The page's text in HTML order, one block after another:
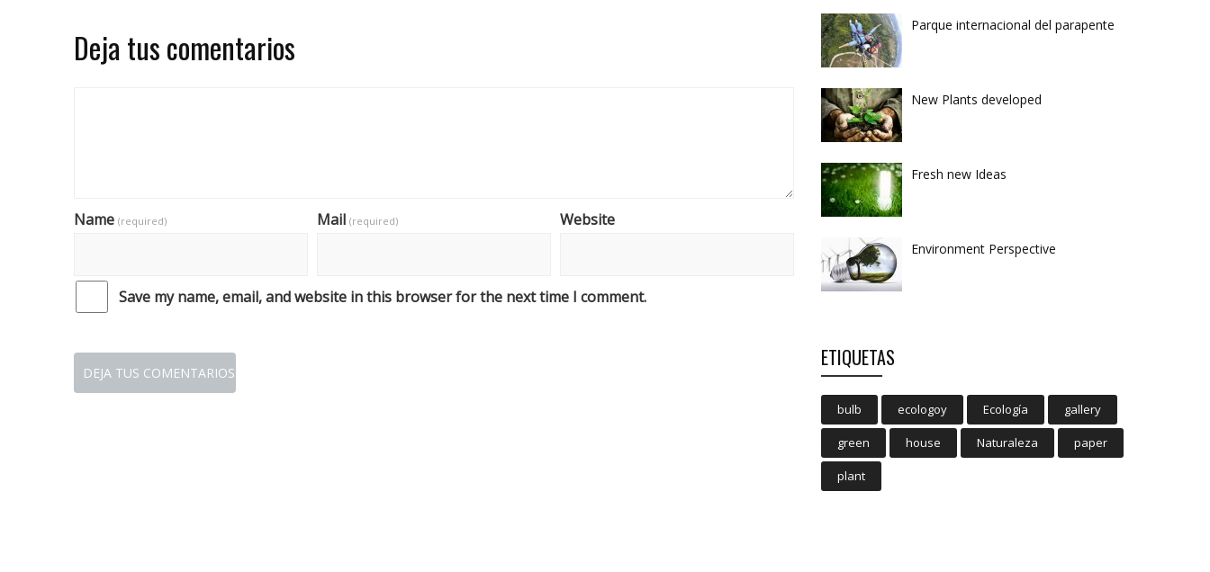
Deja tus comentarios
Name (required) Mail (required) Website
Save my name, email, and website in this browser for the next time I comment.
Parque internacional del parapente
New Plants developed
Fresh new Ideas
Environment Perspective
ETIQUETAS
bulb ecologoy Ecología gallery
green house Naturaleza paper
plant